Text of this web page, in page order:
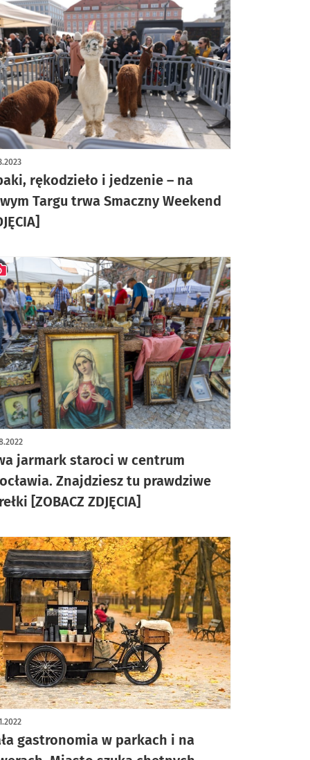
rękodzieło i jedzenie – na
Targu trwa Smaczny Weekend
z galerią zdjęć
jarmark staroci w centrum
Znajdziesz tu prawdziwe
[ZOBACZ ZDJĘCIA]
z galerią zdjęć
gastronomia w parkach i na